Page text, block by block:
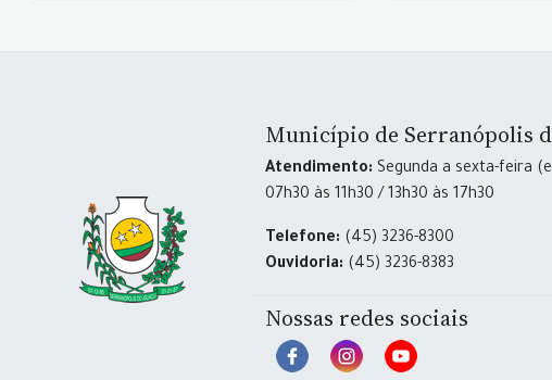
Município de Serranópolis
Atendimento: Segunda a sexta-feira
07h30 às 11h30 / 13h30 às 17h30
Telefone: (45) 3236-8300
Ouvidoria: (45) 3236-8383
Nossas redes sociais